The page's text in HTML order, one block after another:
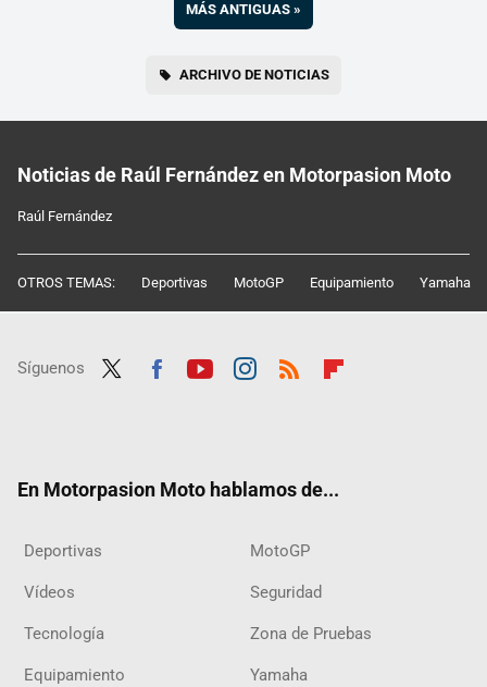
MÁS ANTIGUAS »
ARCHIVO DE NOTICIAS
Noticias de Raúl Fernández en Motorpasion Moto
Raúl Fernández
OTROS TEMAS: Deportivas MotoGP Equipamiento Yamaha
Síguenos
En Motorpasion Moto hablamos de...
Deportivas MotoGP
Vídeos Seguridad
Tecnología Zona de Pruebas
Equipamiento Yamaha